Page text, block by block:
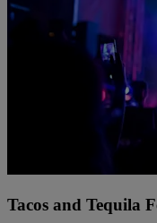
Tacos and Tequila